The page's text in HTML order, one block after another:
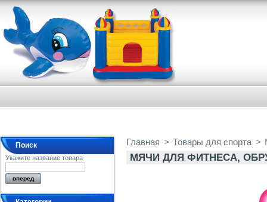
Поиск
Укажите название товара
Главная > Товары для спорта >
МЯЧИ ДЛЯ ФИТНЕСА,